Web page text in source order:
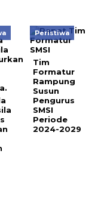
Peristiwa
Tim
Formatur
Rampung
Susun
Pengurus
SMSI
Periode
2024-2029